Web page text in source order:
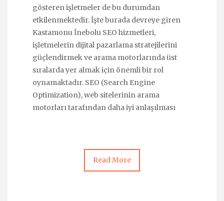
gösteren işletmeler de bu durumdan
etkilenmektedir. İşte burada devreye giren
Kastamonu İnebolu SEO hizmetleri,
işletmelerin dijital pazarlama stratejilerini
güçlendirmek ve arama motorlarında üst
sıralarda yer almak için önemli bir rol
oynamaktadır. SEO (Search Engine
Optimization), web sitelerinin arama
motorları tarafından daha iyi anlaşılması
Read More